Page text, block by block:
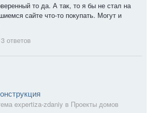
то да. А так, то я бы не стал на
сайте что-то покупать. Могут и
ответов
expertiza-zdaniy в Проекты домов